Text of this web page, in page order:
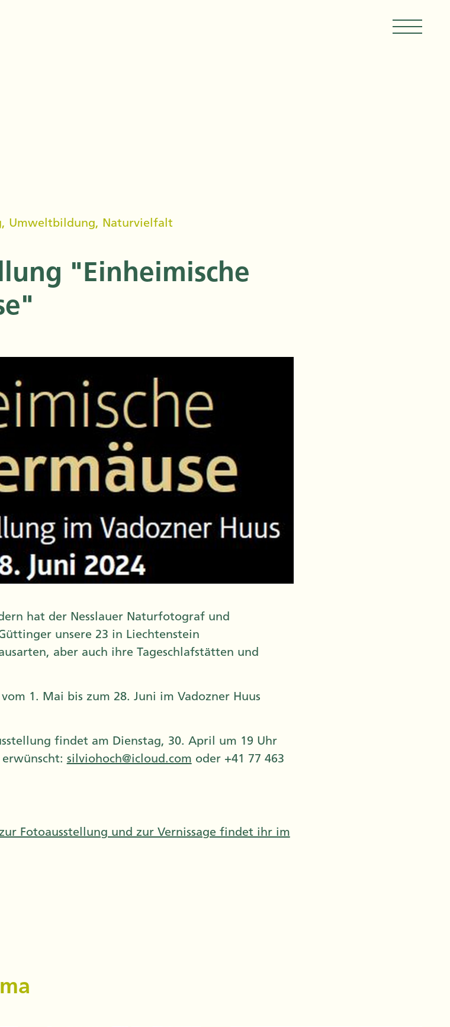
, Umweltbildung, Naturvielfalt
"Einheimische
hat der Nesslauer Naturfotograf und
unsere 23 in Liechtenstein
aber auch ihre Tageschlafstätten und
1. Mai bis zum 28. Juni im Vadozner Huus
findet am Dienstag, 30. April um 19 Uhr
silviohoch@icloud.com oder +41 77 463
Fotoausstellung und zur Vernissage findet ihr im